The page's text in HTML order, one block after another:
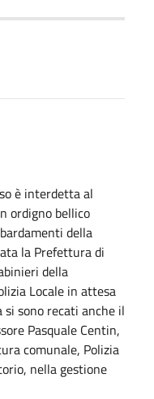
è interdetta al
ordigno bellico
della
la Prefettura di
della
Locale in attesa
sono recati anche il
Pasquale Centin,
comunale, Polizia
nella gestione